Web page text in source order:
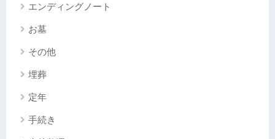
エンディングノート
お墓
その他
埋葬
定年
手続き